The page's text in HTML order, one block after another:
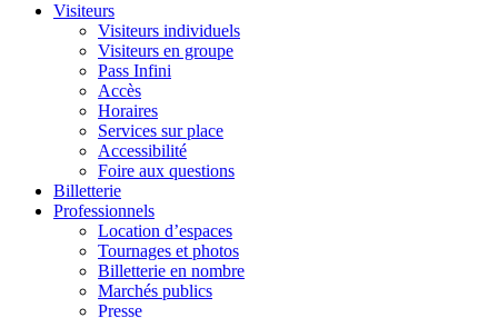
Visiteurs
Visiteurs individuels
Visiteurs en groupe
Pass Infini
Accès
Horaires
Services sur place
Accessibilité
Foire aux questions
Billetterie
Professionnels
Location d’espaces
Tournages et photos
Billetterie en nombre
Marchés publics
Presse